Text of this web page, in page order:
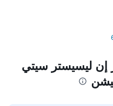
إن ليسيستر سيتي